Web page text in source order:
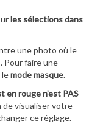
les sélections dans
une photo où le
Pour faire une
lemode masque.
en rouge n’est PAS
de visualiser votre
ce réglage.